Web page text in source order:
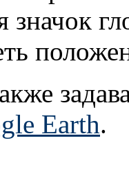
значок
Earth.